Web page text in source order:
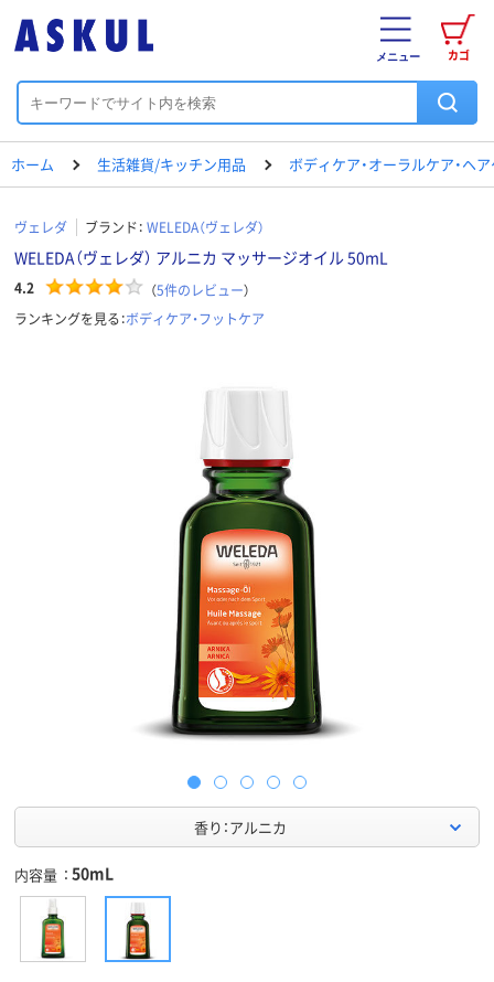
カゴ
メニュー
ホーム 生活雑貨/キッチン用品 ボディケア・オーラルケア・ヘ
ヴェレダ ブランド： WELEDA（ヴェレダ）
WELEDA（ヴェレダ） アルニカ マッサージオイル 50mL
4.2 （5件のレビュー）
ランキングを見る：ボディケア・フットケア
香り：アルニカ
内容量 50mL